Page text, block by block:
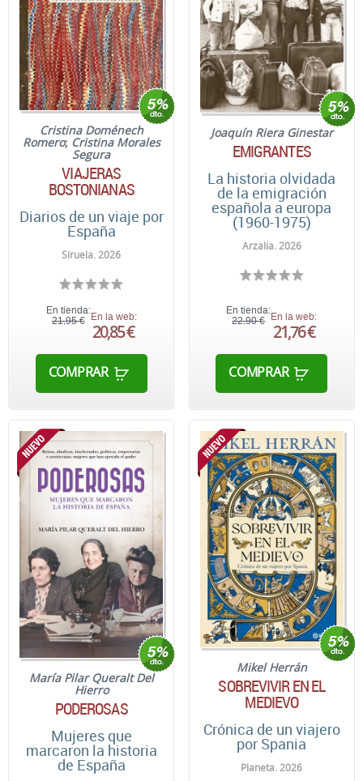
Cristina Doménech
Romero; Cristina Morales
Segura
VIAJERAS
BOSTONIANAS
Diarios de un viaje por
España
Siruela. 2026
En tienda:
21,95 € En la web:
20,85 €
COMPRAR
Joaquín Riera Ginestar
EMIGRANTES
La historia olvidada
de la emigración
española a europa
(1960-1975)
Arzalia. 2026
En tienda:
22,90 € En la web:
21,76 €
COMPRAR
María Pilar Queralt Del
Hierro
PODEROSAS
Mujeres que
marcaron la historia
de España
Mikel Herrán
SOBREVIVIR EN EL
MEDIEVO
Crónica de un viajero
por Spania
Planeta. 2026